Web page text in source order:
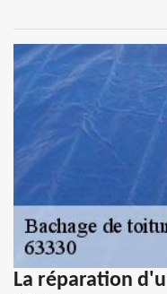
La réparation